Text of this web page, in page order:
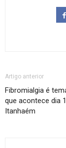
Artigo anterior
Fibromialgia é
que acontece dia
Itanhaém